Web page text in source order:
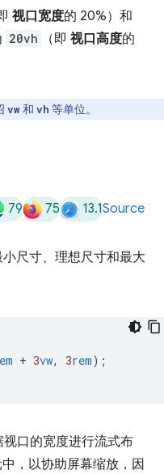
视口宽度的 20%）和
20vh （即 视口高度的
vw和 vh 等单位。
79 75 13.1Source
尺寸、理想尺寸和最大
+ 3vw, 3rem);
视口的宽度进行流式布
，以协助屏幕缩放，因